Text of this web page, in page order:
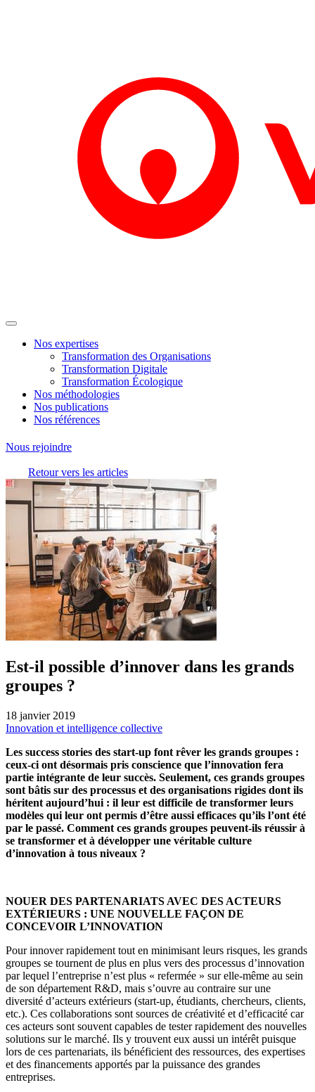
Nos expertises
Transformation des Organisations
Transformation Digitale
Transformation Écologique
Nos méthodologies
Nos publications
Nos références
Nous rejoindre
Retour vers les articles
Est-il possible d’innover dans les grands
groupes ?
18 janvier 2019
Innovation et intelligence collective
Les success stories des start-up font rêver les grands groupes :
ceux-ci ont désormais pris conscience que l’innovation fera
partie intégrante de leur succès. Seulement, ces grands groupes
sont bâtis sur des processus et des organisations rigides dont ils
héritent aujourd’hui : il leur est difficile de transformer leurs
modèles qui leur ont permis d’être aussi efficaces qu’ils l’ont été
par le passé. Comment ces grands groupes peuvent-ils réussir à
se transformer et à développer une véritable culture
d’innovation à tous niveaux ?
NOUER DES PARTENARIATS AVEC DES ACTEURS
EXTÉRIEURS : UNE NOUVELLE FAÇON DE
CONCEVOIR L’INNOVATION
Pour innover rapidement tout en minimisant leurs risques, les grands
groupes se tournent de plus en plus vers des processus d’innovation
par lequel l’entreprise n’est plus « refermée » sur elle-même au sein
de son département R&D, mais s’ouvre au contraire sur une
diversité d’acteurs extérieurs (start-up, étudiants, chercheurs, clients,
etc.). Ces collaborations sont sources de créativité et d’efficacité car
ces acteurs sont souvent capables de tester rapidement des nouvelles
solutions sur le marché. Ils y trouvent eux aussi un intérêt puisque
lors de ces partenariats, ils bénéficient des ressources, des expertises
et des financements apportés par la puissance des grandes
entreprises.